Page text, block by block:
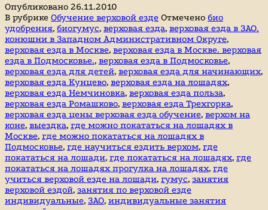
Фортуна
Опубликовано 26.11.2010
В рубрике Обучение верховой езде Отмечено био
удобрения, биогумус, верховая езда, верховая езда в ЗАО.
конюшни в Западном Административном Округе,
верховая езда в Москве, верховая езда в Москве. верховая
езда в Подмосковье., верховая езда в Подмосковье,
верховая езда для детей, верховая езда для начинающих,
верховая езда Кунцево, верховая езда на лошадях,
верховая езда Немчиновка, верховая езда польза,
верховая езда Ромашково, верховая езда Трехгорка,
верховая езда цены верховая езда обучение, верхом на
коне, выездка, где можно покататься на лошадях в
Москве, где можно покататься на лошадях в
Подмосковье, где научиться ездить верхом, где
покататься на лошади, где покататься на лошадях, где
покататься на лошадях прогулка на лошадях, где
учиться верховой езде на лошади, гумус, занятия
верховой ездой, занятия по верховой езде
индивидуальные, ЗАО, индивидуальные занятия